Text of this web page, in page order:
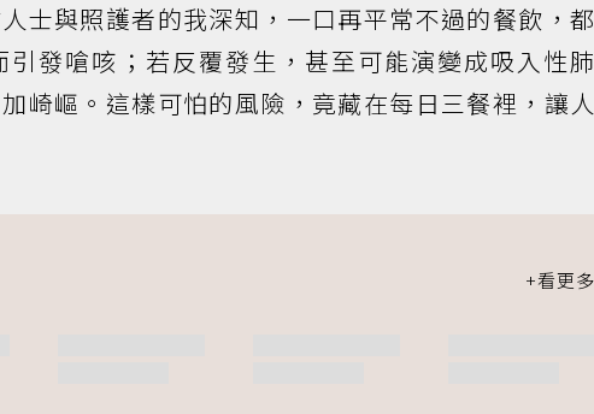
士與照護者的我深知，一口再平常不過的餐飲，都
發嗆咳；若反覆發生，甚至可能演變成吸入性肺
崎嶇。這樣可怕的風險，竟藏在每日三餐裡，讓人